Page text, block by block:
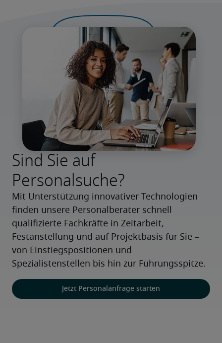
Sind Sie auf
Personalsuche?
Mit Unterstützung innovativer Technologien
finden unsere Personalberater schnell
qualifizierte Fachkräfte in Zeitarbeit,
Festanstellung und auf Projektbasis für Sie –
von Einstiegspositionen und
Spezialistenstellen bis hin zur Führungsspitze.
Jetzt Personalanfrage starten